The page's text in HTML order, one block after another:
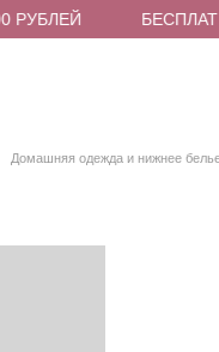
РУБЛЕЙ
Домашняя одежда и нижнее